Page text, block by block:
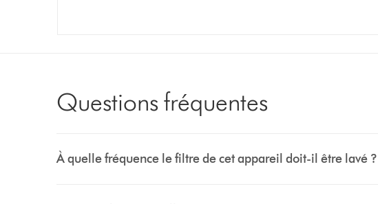
Questions fréquentes
À quelle fréquence le filtre de cet appareil doit-il être lavé ?